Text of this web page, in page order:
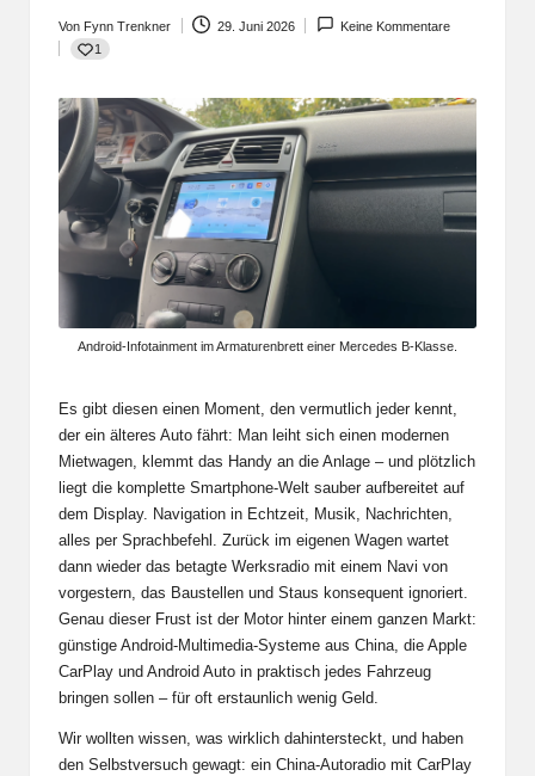
Posted
by
Von Fynn Trenkner 29. Juni 2026
Keine Kommentare
1
Android-Infotainment im Armaturenbrett einer Mercedes B-Klasse.
Es gibt diesen einen Moment, den vermutlich jeder kennt,
der ein älteres Auto fährt: Man leiht sich einen modernen
Mietwagen, klemmt das Handy an die Anlage – und plötzlich
liegt die komplette Smartphone-Welt sauber aufbereitet auf
dem Display. Navigation in Echtzeit, Musik, Nachrichten,
alles per Sprachbefehl. Zurück im eigenen Wagen wartet
dann wieder das betagte Werksradio mit einem Navi von
vorgestern, das Baustellen und Staus konsequent ignoriert.
Genau dieser Frust ist der Motor hinter einem ganzen Markt:
günstige Android-Multimedia-Systeme aus China, die Apple
CarPlay und Android Auto in praktisch jedes Fahrzeug
bringen sollen – für oft erstaunlich wenig Geld.
Wir wollten wissen, was wirklich dahintersteckt, und haben
den Selbstversuch gewagt: ein China-Autoradio mit CarPlay